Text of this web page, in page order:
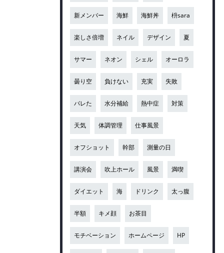
新メンバー 海鮮 海鮮丼 枡sara
楽しさ倍増 ネイル デザイン 夏
サマー ネオン シェル オーロラ
曇り空 負けない 充実 失敗
バレた 水分補給 熱中症 対策
天気 体調管理 仕事風景
オフショット 幹部 測量の日
講演会 吹上ホール 風景 満喫
ダイエット 海 ドリンク 太っ腹
半額 キメ顔 お茶目
モチベーション ホームページ HP